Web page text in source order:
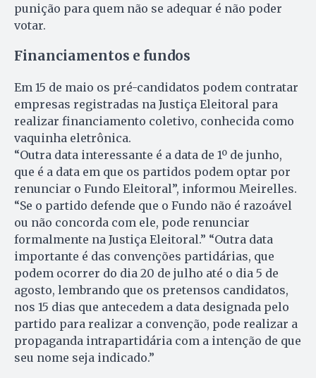
punição para quem não se adequar é não poder
votar.
Financiamentos e fundos
Em 15 de maio os pré-candidatos podem contratar
empresas registradas na Justiça Eleitoral para
realizar financiamento coletivo, conhecida como
vaquinha eletrônica.
“Outra data interessante é a data de 1º de junho,
que é a data em que os partidos podem optar por
renunciar o Fundo Eleitoral”, informou Meirelles.
“Se o partido defende que o Fundo não é razoável
ou não concorda com ele, pode renunciar
formalmente na Justiça Eleitoral.” “Outra data
importante é das convenções partidárias, que
podem ocorrer do dia 20 de julho até o dia 5 de
agosto, lembrando que os pretensos candidatos,
nos 15 dias que antecedem a data designada pelo
partido para realizar a convenção, pode realizar a
propaganda intrapartidária com a intenção de que
seu nome seja indicado.”